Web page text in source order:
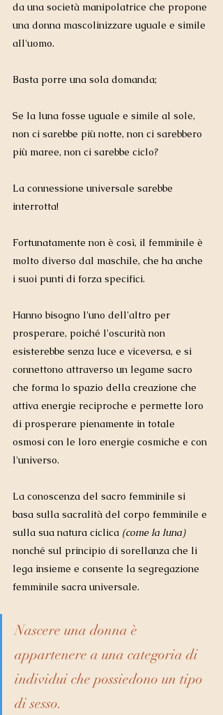
da una società manipolatrice che propone
una donna mascolinizzare uguale e simile
all'uomo.
Basta porre una sola domanda;
Se la luna fosse uguale e simile al sole,
non ci sarebbe più notte, non ci sarebbero
più maree, non ci sarebbe ciclo?
La connessione universale sarebbe
interrotta!
Fortunatamente non è così, il femminile è
molto diverso dal maschile, che ha anche
i suoi punti di forza specifici.
Hanno bisogno l'uno dell'altro per
prosperare, poiché l'oscurità non
esisterebbe senza luce e viceversa, e si
connettono attraverso un legame sacro
che forma lo spazio della creazione che
attiva energie reciproche e permette loro
di prosperare pienamente in totale
osmosi con le loro energie cosmiche e con
l'universo.
La conoscenza del sacro femminile si
basa sulla sacralità del corpo femminile e
sulla sua natura ciclica (come la luna)
nonché sul principio di sorellanza che li
lega insieme e consente la segregazione
femminile sacra universale.
Nascere una donna è
appartenere a una categoria di
individui che possiedono un tipo
di sesso.